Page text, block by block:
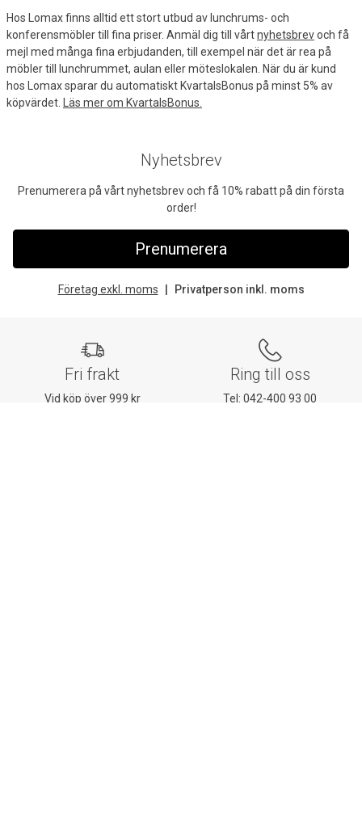
Hos Lomax finns alltid ett stort utbud av lunchrums- och
konferensmöbler till fina priser. Anmäl dig till vårtnyhetsbrevoch få
mejl med många fina erbjudanden, till exempel när det är rea på
möbler till lunchrummet, aulan eller möteslokalen. När du är kund
hos Lomax sparar du automatiskt KvartalsBonus på minst 5% av
köpvärdet.
Läs mer om KvartalsBonus.
Nyhetsbrev
Prenumerera på vårt nyhetsbrev och få 10% rabatt på din första
order!
Prenumerera
Företag exkl. moms Privatperson inkl. moms
Fri frakt
Vid köp över 999 kr
Ring till oss
Tel: 042-400 93 00